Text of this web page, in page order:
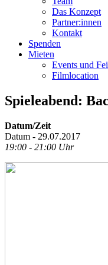
Das Konzept
Partner:innen
Kontakt
Spenden
Mieten
Events und
Filmlocation
Spieleabend:
Datum/Zeit
Datum - 29.07.2017
19:00 - 21:00 Uhr